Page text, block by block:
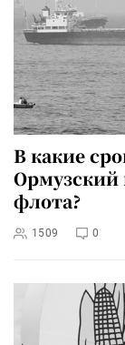
В какие
Ормузский
флота?
1509 0